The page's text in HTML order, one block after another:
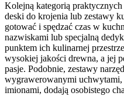
Kolejną kategorią
deski do krojenia lub zestawy
gotować i spędzać czas w
nazwiskami lub specjalną
punktem ich kulinarnej
wysokiej jakości drewna, a jej
pasje. Podobnie, zestawy
wygrawerowanymi
imionami, dodają osobistego